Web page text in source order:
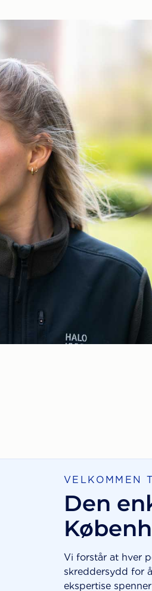
VELKOMMEN
Den
Vi forstår at hver
skreddersydd for
ekspertise